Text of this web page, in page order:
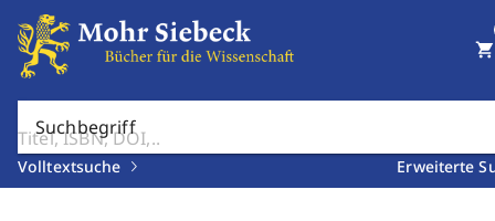
Suchbegriff
Volltextsuche Erweiterte
shopping_cart